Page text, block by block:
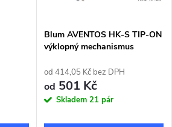
Blum AVENTOS HK-S TIP-ON
výklopný mechanismus
od 414,05 Kč bez DPH
od 501 Kč
Skladem 21 pár